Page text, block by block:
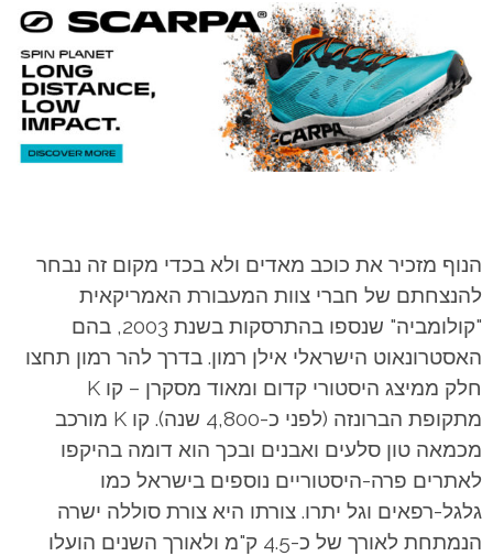
הנוף מזכיר את כוכב מאדים ולא בכדי מקום זה נבחר
להנצחתם של חברי צוות המעבורת האמריקאית
"קולומביה" שנספו בהתרסקות בשנת 2003, בהם
האסטרונאוט הישראלי אילן רמון. בדרך להר רמון תחצו
חלק ממיצג היסטורי קדום ומאוד מסקרן – קו K
מתקופת הברונזה
(לפני כ-4,800 שנה). קו K מורכב
מכמאה טון סלעים ואבנים ובכך הוא דומה בהיקפו
לאתרים פרה-היסטוריים נוספים בישראל כמו
גלגל-רפאים וגל יתרו. צורתו היא צורת סוללה ישרה
הנמתחת לאורך של כ-4.5 ק"מ ולאורך השנים הועלו